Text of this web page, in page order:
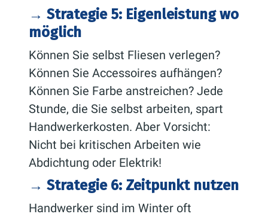
→ Strategie 5: Eigenleistung wo
möglich
Können Sie selbst Fliesen verlegen?
Können Sie Accessoires aufhängen?
Können Sie Farbe anstreichen? Jede
Stunde, die Sie selbst arbeiten, spart
Handwerkerkosten. Aber Vorsicht:
Nicht bei kritischen Arbeiten wie
Abdichtung oder Elektrik!
→ Strategie 6: Zeitpunkt nutzen
Handwerker sind im Winter oft